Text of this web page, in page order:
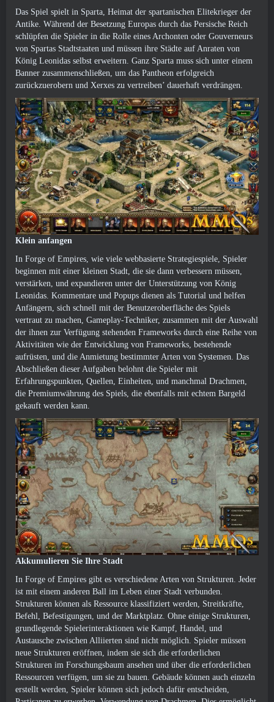
Das Spiel spielt in Sparta, Heimat der spartanischen Elitekrieger der
Antike. Während der Besetzung Europas durch das Persische Reich
schlüpfen die Spieler in die Rolle eines Archonten oder Gouverneurs
von Spartas Stadtstaaten und müssen ihre Städte auf Anraten von
König Leonidas selbst erweitern. Ganz Sparta muss sich unter einem
Banner zusammenschließen, um das Pantheon erfolgreich
zurückzuerobern und Xerxes zu vertreiben’ dauerhaft verdrängen.
Klein anfangen
In Forge of Empires, wie viele webbasierte Strategiespiele, Spieler
beginnen mit einer kleinen Stadt, die sie dann verbessern müssen,
verstärken, und expandieren unter der Unterstützung von König
Leonidas. Kommentare und Popups dienen als Tutorial und helfen
Anfängern, sich schnell mit der Benutzeroberfläche des Spiels
vertraut zu machen, Gameplay-Techniker, zusammen mit der Auswahl
der ihnen zur Verfügung stehenden Frameworks durch eine Reihe von
Aktivitäten wie der Entwicklung von Frameworks, bestehende
aufrüsten, und die Anmietung bestimmter Arten von Systemen. Das
Abschließen dieser Aufgaben belohnt die Spieler mit
Erfahrungspunkten, Quellen, Einheiten, und manchmal Drachmen,
die Premiumwährung des Spiels, die ebenfalls mit echtem Bargeld
gekauft werden kann.
Akkumulieren Sie Ihre Stadt
In Forge of Empires gibt es verschiedene Arten von Strukturen. Jeder
ist mit einem anderen Ball im Leben einer Stadt verbunden.
Strukturen können als Ressource klassifiziert werden, Streitkräfte,
Befehl, Befestigungen, und der Marktplatz. Ohne einige Strukturen,
grundlegende Spielerinteraktionen wie Kampf, Handel, und
Austausche zwischen Alliierten sind nicht möglich. Spieler müssen
neue Strukturen eröffnen, indem sie sich die erforderlichen
Strukturen im Forschungsbaum ansehen und über die erforderlichen
Ressourcen verfügen, um sie zu bauen. Gebäude können auch einzeln
erstellt werden, Spieler können sich jedoch dafür entscheiden,